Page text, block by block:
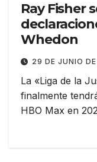
Ray Fisher
Whedon
29 DE JUNIO
La «Liga de la
finalmente
HBO Max en